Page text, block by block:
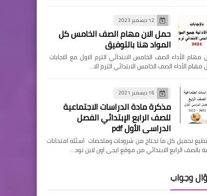
12 ديسمبر 2023
حمل الان مهام الصف الخامس كل
المواد هنا بالتوفيق
مهام الأداء الصف الخامس الابتدائي الترم الاول مع الاجابات
الأداء الصف الخامس الابتدائي الترم الا…
16 ديسمبر 2021
مذكرة مادة الدراسات الاجتماعية
للصف الرابع الإبتدائي الفصل
الدراسي الأول pdf
تحميل كل ما تحتاج من شروحات وملخصات اسئله امتحانات
بالصف الرابع الابتدائي من موقع ايجى اون لاين تود…
وجواب